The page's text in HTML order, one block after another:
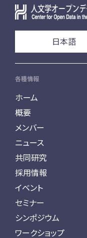
日本語
各種情報
ホーム
概要
メンバー
ニュース
共同研究
採用情報
イベント
セミナー
シンポジウム
ワークショップ